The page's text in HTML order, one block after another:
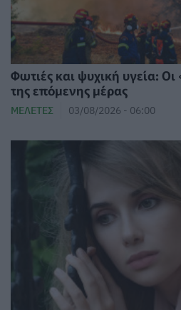
Φωτιές και ψυχική υγεία:
της επόμενης μέρας
ΜΕΛΈΤΕΣ 03/08/2026 - 06:00